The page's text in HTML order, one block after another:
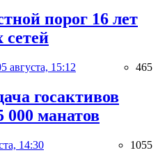
порог 16 лет
сетей
августа, 15:12 465
госактивов
000 манатов
14:30 1055